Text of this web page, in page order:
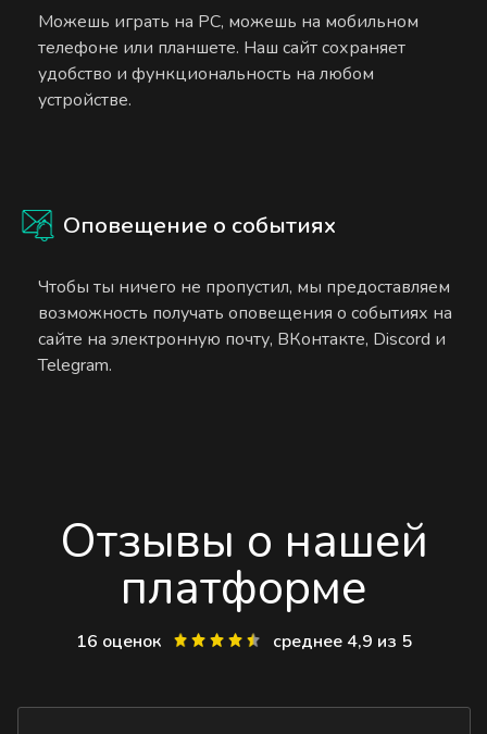
Можешь играть на PC, можешь на мобильном
телефоне или планшете. Наш сайт сохраняет
удобство и функциональность на любом
устройстве.
Оповещение о событиях
Чтобы ты ничего не пропустил, мы предоставляем
возможность получать оповещения о событиях на
сайте на электронную почту, ВКонтакте, Discord и
Telegram.
Отзывы о нашей
платформе
16 оценок среднее 4,9 из 5